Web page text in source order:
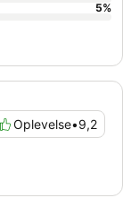
Oplevelse•9,2
5%